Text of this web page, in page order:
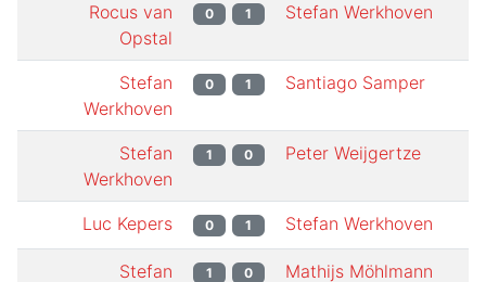
Rocus van
Opstal
0 1 Stefan Werkhoven
Stefan
Werkhoven
0 1 Santiago Samper
Stefan
Werkhoven
1 0 Peter Weijgertze
Luc Kepers 0 1 Stefan Werkhoven
Stefan
1 0 Mathijs Möhlmann